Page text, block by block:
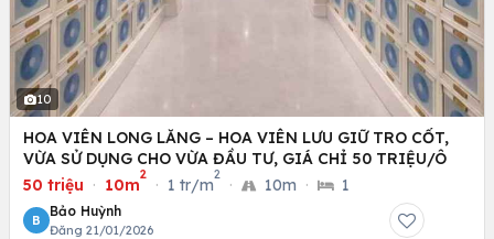
10
HOA VIÊN LONG LĂNG – HOA VIÊN LƯU GIỮ TRO CỐT,
VỪA SỬ DỤNG CHO VỪA ĐẦU TƯ, GIÁ CHỈ 50 TRIỆU/Ô
50 triệu · 10m
2
· 1 tr/m
2
· 10m · 1
B
Bảo Huỳnh
Đăng 21/01/2026